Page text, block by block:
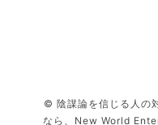
© 陰謀論を信じる人の
なら、New World